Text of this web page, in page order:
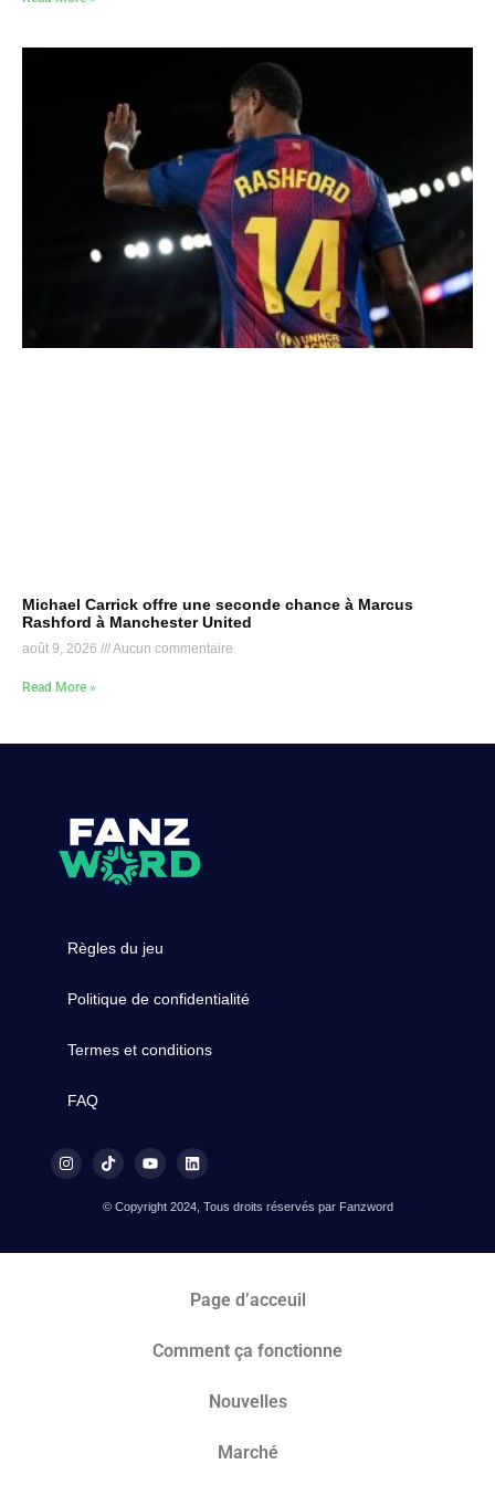
Michael Carrick offre une seconde chance à Marcus
Rashford à Manchester United
août 9, 2026 Aucun commentaire
Read More »
Règles du jeu
Politique de confidentialité
Termes et conditions
FAQ
© Copyright 2024, Tous droits réservés par Fanzword
Page d’acceuil
Comment ça fonctionne
Nouvelles
Marché​